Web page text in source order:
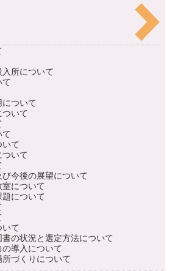
所について
ついて
いて
て
いて
今後の展望について
について
について
て
の状況と選定方法について
導入について
づくりについて